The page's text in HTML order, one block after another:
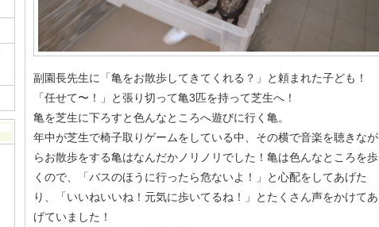
副園長先生に「亀をお散歩してきてくれる？」と頼まれた子ども！
「任せて〜！」と張り切って亀3匹を持って芝生へ！
亀を芝生に下ろすと色んなところへ遊びに行く亀。
年中が芝生で椅子取りゲームをしている中、その横で音楽を聴きなが
らお散歩をする亀はなんだかノリノリでした！亀は色んなところを歩
くので、「バスのほうに行ったら危ないよ！」と心配をしてあげた
り、「いいねいいね！元気に歩いてるね！」とたくさん声をかけてあ
げていました！